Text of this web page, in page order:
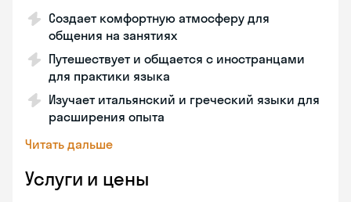
Создает комфортную атмосферу для
общения на занятиях
Путешествует и общается с иностранцами
для практики языка
Изучает итальянский и греческий языки для
расширения опыта
Читать дальше
Услуги и цены